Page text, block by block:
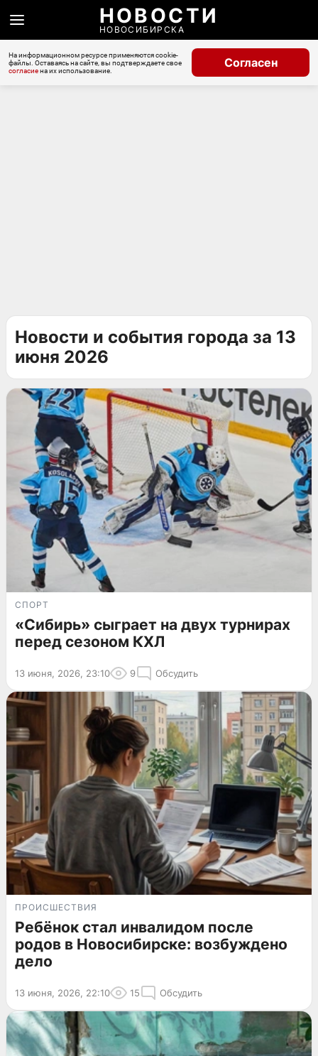
НОВОСТИ
НОВОСИБИРСКА
На информационном ресурсе применяются cookie-
файлы. Оставаясь на сайте, вы подтверждаете свое
согласиена их использование.
Согласен
Новости и события города за 13
июня 2026
СПОРТ
«Сибирь» сыграет на двух турнирах
перед сезоном КХЛ
13 июня, 2026, 23:10 9 Обсудить
ПРОИСШЕСТВИЯ
Ребёнок стал инвалидом после
родов в Новосибирске: возбуждено
дело
13 июня, 2026, 22:10 15 Обсудить